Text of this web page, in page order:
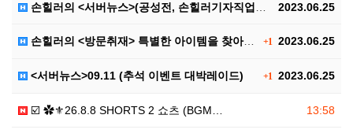
2023.06.25
손힐러의 <서버뉴스>(공성전, 손힐러기자직업공개(?))
+1 2023.06.25
손힐러의 <방문취재> 특별한 아이템을 찾아서..
+1 2023.06.25
<서버뉴스>09.11 (추석 이벤트 대박레이드)
13:58
☑️ ✿⚜26.8.8 SHORTS 2 쇼츠 (BGM…